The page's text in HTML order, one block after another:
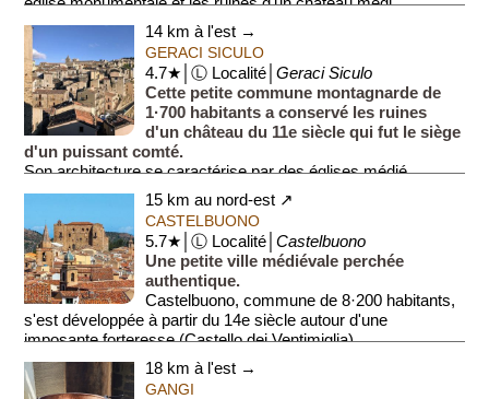
église monumentale et les ruines d'un château médi...
14 km à l'est →
GERACI SICULO
4.7★│Ⓛ Localité│Geraci Siculo
Cette petite commune montagnarde de
1·700 habitants a conservé les ruines
d'un château du 11e siècle qui fut le siège
d'un puissant comté.
Son architecture se caractérise par des églises médié...
15 km au nord-est ↗
CASTELBUONO
5.7★│Ⓛ Localité│Castelbuono
Une petite ville médiévale perchée
authentique.
Castelbuono, commune de 8·200 habitants,
s'est développée à partir du 14e siècle autour d'une
imposante forteresse (Castello dei Ventimiglia).
...
18 km à l'est →
GANGI